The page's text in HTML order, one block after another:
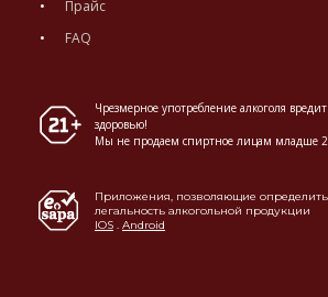
Прайс
FAQ
Чрезмерное употребление алкоголя
здоровью!
Мы не продаем спиртное лицам младше
Приложения, позволяющие определить
легальность алкогольной продукции
IOS . Android